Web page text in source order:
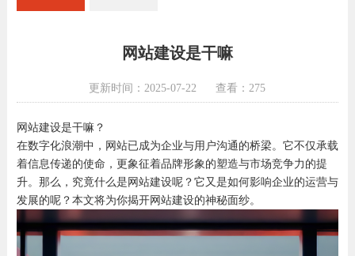
网站建设是干嘛
更新时间：2025-07-22 查看：275
网站建设是干嘛？
在数字化浪潮中，网站已成为企业与用户沟通的桥梁。它不仅承载
着信息传递的使命，更象征着品牌形象的塑造与市场竞争力的提
升。那么，究竟什么是网站建设呢？它又是如何影响企业的运营与
发展的呢？本文将为你揭开网站建设的神秘面纱。